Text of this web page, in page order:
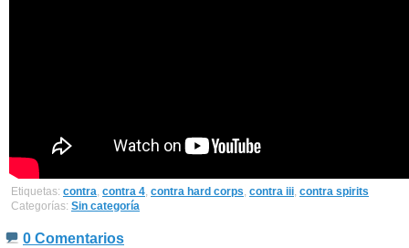
Etiquetas: contra, contra 4, contra hard corps, contra iii, contra spirits
Categorías: Sin categoría
0 Comentarios